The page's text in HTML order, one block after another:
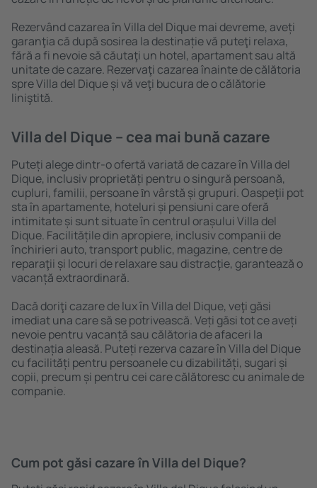
Rezervând cazarea în Villa del Dique mai devreme, aveți
garanţia că după sosirea la destinație vă puteţi relaxa,
fără a fi nevoie să căutaţi un hotel, apartament sau altă
unitate de cazare. Rezervaţi cazarea înainte de călătoria
spre Villa del Dique și vă veţi bucura de o călătorie
liniştită.
Villa del Dique – cea mai bună cazare
Puteți alege dintr-o ofertă variată de cazare în Villa del
Dique, inclusiv proprietăți pentru o singură persoană,
cupluri, familii, persoane ȋn vârstă și grupuri. Oaspeţii pot
sta în apartamente, hoteluri și pensiuni care oferă
intimitate și sunt situate în centrul orașului Villa del
Dique. Facilitățile din apropiere, inclusiv companii de
închirieri auto, transport public, magazine, centre de
reparaţii și locuri de relaxare sau distracţie, garantează o
vacanță extraordinară.
Dacă doriţi cazare de lux în Villa del Dique, veţi găsi
imediat una care să se potrivească. Veți găsi tot ce aveți
nevoie pentru vacanță sau călătoria de afaceri la
destinația aleasă. Puteți rezerva cazare în Villa del Dique
cu facilități pentru persoanele cu dizabilități, sugari și
copii, precum și pentru cei care călătoresc cu animale de
companie.
Cum pot găsi cazare în Villa del Dique?